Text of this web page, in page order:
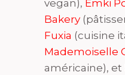
vegan), Emki
Bakery
Fuxia (cuisine
Mademoiselle
américaine), et